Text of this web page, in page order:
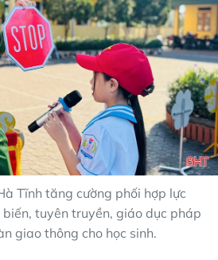
Tĩnh tăng cường phối hợp lực
tuyên truyền, giáo dục pháp
giao thông cho học sinh.